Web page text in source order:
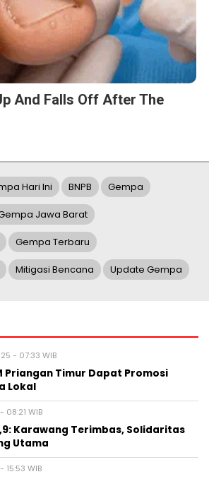
And Falls Off After The
Hari Ini BNPB Gempa
Jawa Barat
Gempa Terbaru
Mitigasi Bencana Update Gempa
- 07:33 WIB
Priangan Timur Dapat Promosi
Lokal
08:21 WIB
Karawang Terimbas, Solidaritas
Utama
WIB